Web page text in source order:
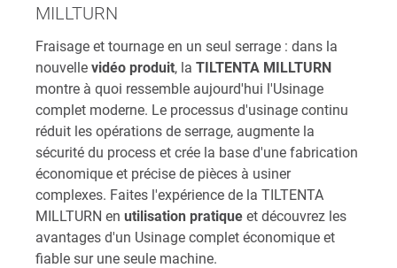
MILLTURN
Fraisage et tournage en un seul serrage : dans la
nouvelle vidéo produit, la TILTENTA MILLTURN
montre à quoi ressemble aujourd'hui l'Usinage
complet moderne. Le processus d'usinage continu
réduit les opérations de serrage, augmente la
sécurité du process et crée la base d'une fabrication
économique et précise de pièces à usiner
complexes. Faites l'expérience de la TILTENTA
MILLTURN en utilisation pratique et découvrez les
avantages d'un Usinage complet économique et
fiable sur une seule machine.